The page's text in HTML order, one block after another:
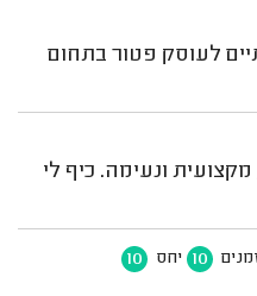
לעוסק פטור בתחום
ונעימה. כיף לי
10 יחס 10